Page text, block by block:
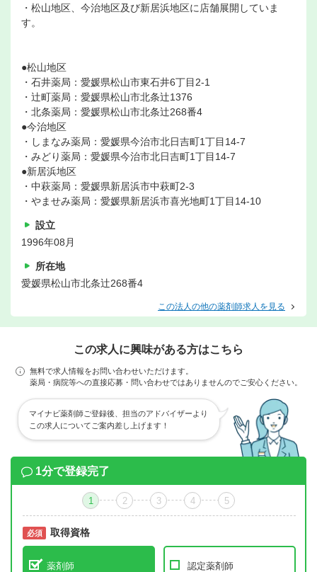
・松山地区、今治地区及び新居浜地区に店舗展開していま
す。
●松山地区
・石井薬局：愛媛県松山市東石井6丁目2-1
・辻町薬局：愛媛県松山市北条辻1376
・北条薬局：愛媛県松山市北条辻268番4
●今治地区
・しまなみ薬局：愛媛県今治市北日吉町1丁目14-7
・みどり薬局：愛媛県今治市北日吉町1丁目14-7
●新居浜地区
・中萩薬局：愛媛県新居浜市中萩町2-3
・やませみ薬局：愛媛県新居浜市喜光地町1丁目14-10
設立
1996年08月
所在地
愛媛県松山市北条辻268番4
この法人の他の薬剤師求人を見る
この求人に興味がある方はこちら
無料で求人情報をお問い合わせいただけます。
薬局・病院等への直接応募・問い合わせではありませんのでご安心ください。
マイナビ薬剤師ご登録後、担当のアドバイザーより
この求人についてご案内差し上げます！
1分で登録完了
1 2 3 4 5
必須 取得資格
薬剤師 認定薬剤師